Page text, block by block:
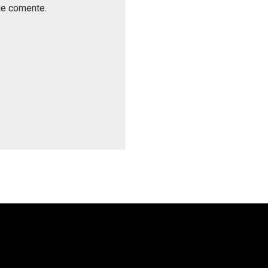
comente.